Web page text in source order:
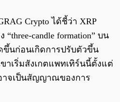
Crypto ได้ชี้ว่า XRP
candle formation” บน
ขึ้นก่อนเกิดการปรับตัวขึ้น
าเริ่มสังเกตแพทเทิร์นนี้ตั้งแต่
าจเป็นสัญญาณของการ